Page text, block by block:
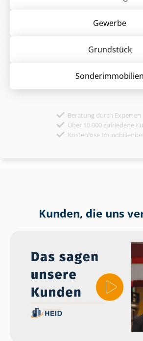
Gewerbe
Grund­stück
Sonder­immobilien
Beratung durch Experten
Über 10.000 zufriedene
Kostenlose
Kunden, die uns